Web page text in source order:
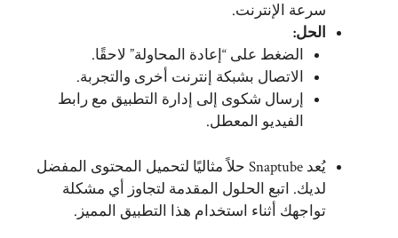
سرعة الإنترنت.
الحل:
الضغط على “إعادة المحاولة” لاحقًا.
الاتصال بشبكة إنترنت أخرى والتجربة.
إرسال شكوى إلى إدارة التطبيق مع رابط
الفيديو المعطل.
يُعد Snaptube حلاً مثاليًا لتحميل المحتوى المفضل
لديك. اتبع الحلول المقدمة لتجاوز أي مشكلة
تواجهك أثناء استخدام هذا التطبيق المميز.